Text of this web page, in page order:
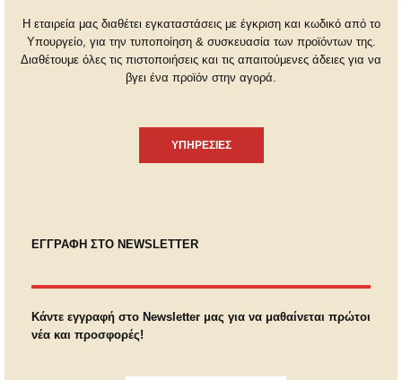
Η εταιρεία μας διαθέτει εγκαταστάσεις με έγκριση και κωδικό από το
Υπουργείο, για την τυποποίηση & συσκευασία των προϊόντων της.
Διαθέτουμε όλες τις πιστοποιήσεις και τις απαιτούμενες άδειες για να
βγει ένα προϊόν στην αγορά.
ΥΠΗΡΕΣΙΕΣ
ΕΓΓΡΑΦΗ ΣΤΟ NEWSLETTER
Κάντε εγγραφή στο Newsletter μας για να μαθαίνεται πρώτοι
νέα και προσφορές!